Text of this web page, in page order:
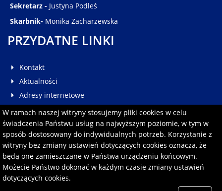
W ramach naszej witryny stosujemy pliki cookies w celu
świadczenia Państwu usług na najwyższym poziomie, w tym w
sposób dostosowany do indywidualnych potrzeb. Korzystanie z
witryny bez zmiany ustawień dotyczących cookies oznacza, że
będą one zamieszczane w Państwa urządzeniu końcowym.
Możecie Państwo dokonać w każdym czasie zmiany ustawień
dotyczących cookies.
Sekretarz - Justyna Podleś
Skarbnik- Monika Zacharzewska
PRZYDATNE LINKI
Kontakt
Aktualności
Adresy internetowe
Galeria
Multimedia
Pomoc
Redakcja serwisu
Formularz kontaktowy
Polityka prywatności